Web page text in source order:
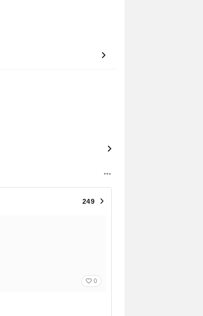
249
0